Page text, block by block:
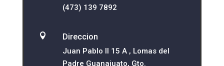
(473) 139 7892
 Direccion
Juan Pablo II 15 A , Lomas del
Padre Guanajuato, Gto.